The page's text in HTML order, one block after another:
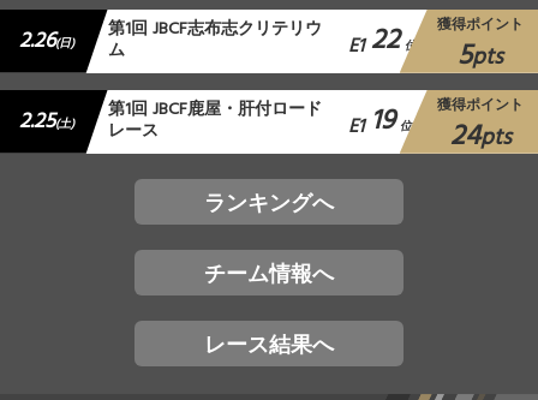
2.26(日) 第1回 JBCF志布志クリテリウ
ム E1 22 位
獲得ポイント
5pts
2.25(土) 第1回 JBCF鹿屋・肝付ロード
レース E1 19 位
獲得ポイント
24pts
ランキングへ
チーム情報へ
レース結果へ